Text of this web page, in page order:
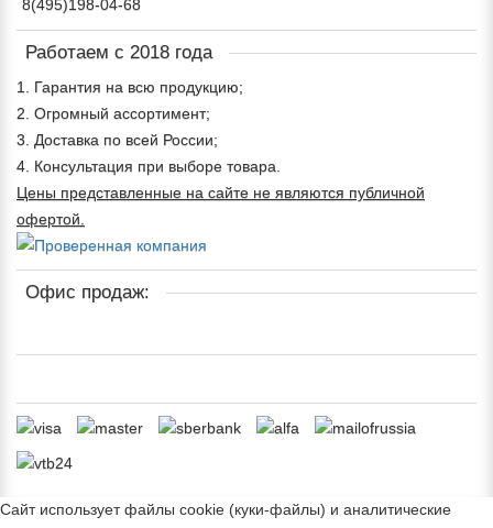
8(495)198-04-68
Работаем с 2018 года
1. Гарантия на всю продукцию;
2. Огромный ассортимент;
3. Доставка по всей России;
4. Консультация при выборе товара.
Цены представленные на сайте не являются публичной
офертой.
Офис продаж:
Сайт использует файлы cookie (куки-файлы) и аналитические